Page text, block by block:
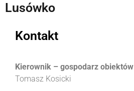
Lusówko
Kontakt
Kierownik – gospodarz obiektów
Tomasz Kosicki